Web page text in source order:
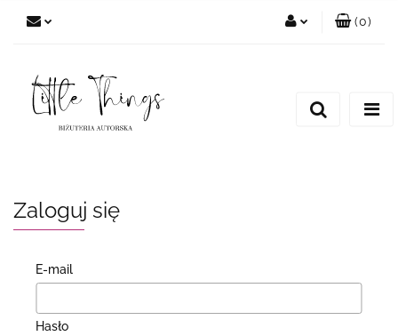
(0)
Zaloguj się
E-mail
Hasło